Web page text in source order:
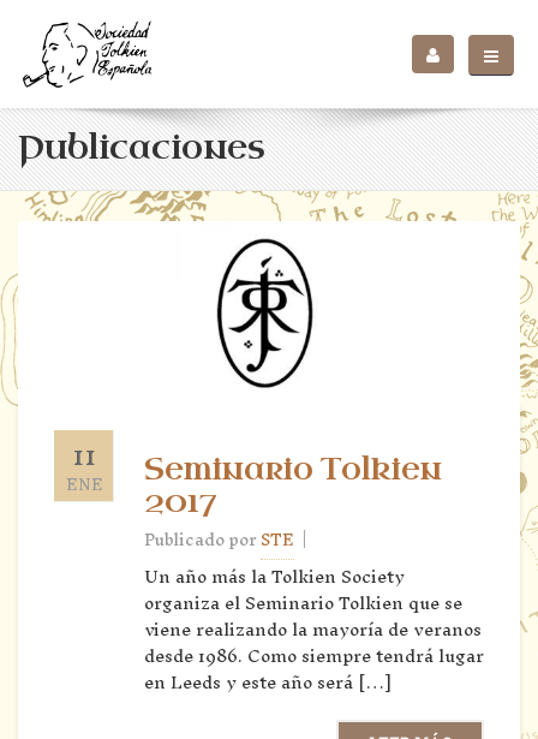
Publicaciones
11
ENE
Seminario Tolkien
2017
Publicado porSTE |
Un año más la Tolkien Society
organiza el Seminario Tolkien que se
viene realizando la mayoría de veranos
desde 1986. Como siempre tendrá lugar
en Leeds y este año será […]